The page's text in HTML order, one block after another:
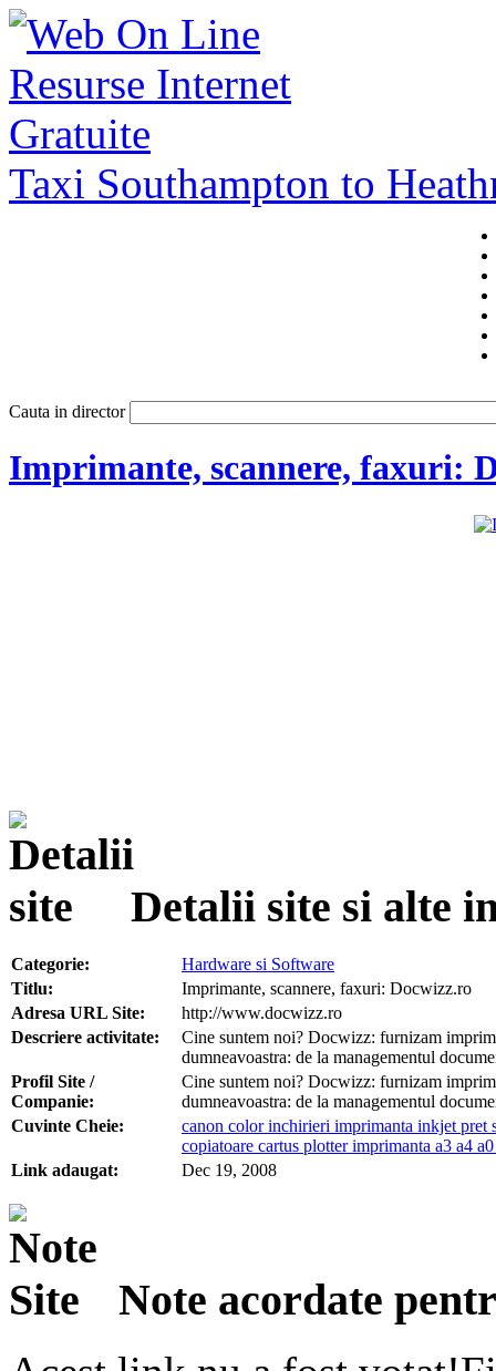
Taxi Southampton to
Cauta in director
Imprimante, scannere, faxuri:
Detalii site si alte
Categorie:
Hardware si Software
Titlu:
Imprimante, scannere, faxuri: Docwizz.ro
Adresa URL Site:
http://www.docwizz.ro
Descriere activitate:
Cine suntem noi? Docwizz: furnizam
dumneavoastra: de la managementul
Profil Site /
Companie:
Cine suntem noi? Docwizz: furnizam
dumneavoastra: de la managementul
Cuvinte Cheie:
canon color inchirieri imprimanta inkjet pret
copiatoare cartus plotter imprimanta a3 a4
Link adaugat:
Dec 19, 2008
Note acordate